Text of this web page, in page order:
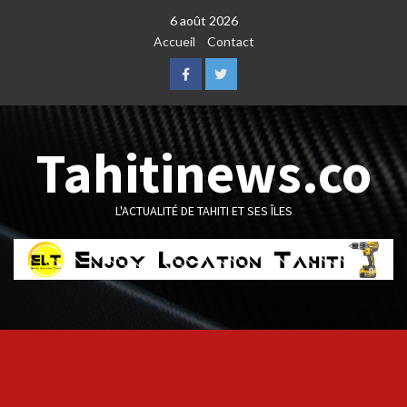
6 août 2026
Accueil
Contact
FacebookTwitter
Tahitinews.co
L'ACTUALITÉ DE TAHITI ET SES ÎLES